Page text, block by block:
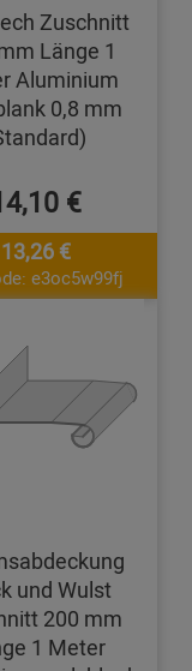
Zuschnitt
Länge 1
Aluminium
0,8 mm
€
13,26 €
e3oc5w99fj
und Wulst
200 mm
1 Meter